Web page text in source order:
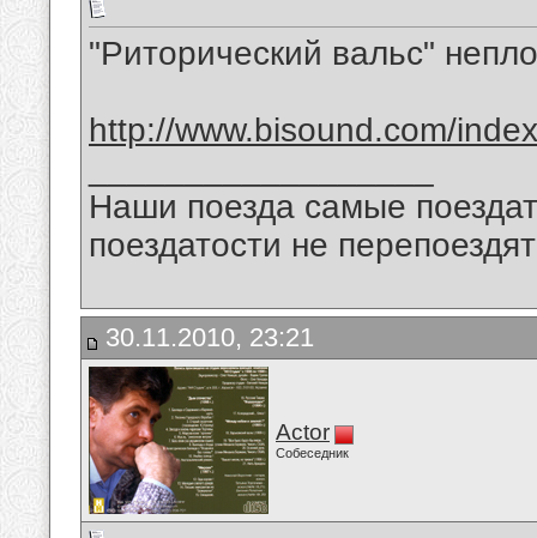
"Риторический вальс"
http://www.bisound.com/
Наши поезда самые
поездатости не
30.11.2010, 23:21
Actor
Собеседник